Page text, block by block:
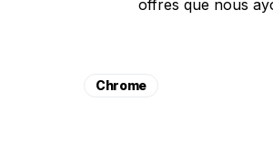
offres que nous
Chrome